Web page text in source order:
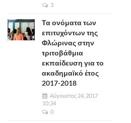
3
Τα ονόματα των
επιτυχόντων της
Φλώρινας στην
τριτοβάθμια
εκπαίδευση για το
ακαδημαϊκό έτος
2017-2018
Αύγουστος 24, 2017
10:34
0